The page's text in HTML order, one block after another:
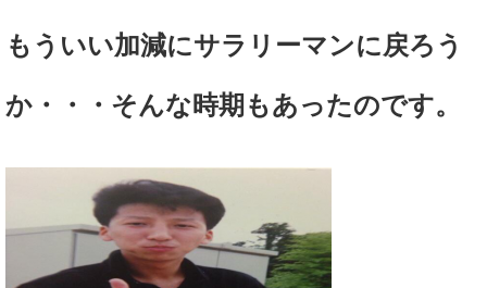
もういい加減にサラリーマンに戻ろう
か・・・そんな時期もあったのです。